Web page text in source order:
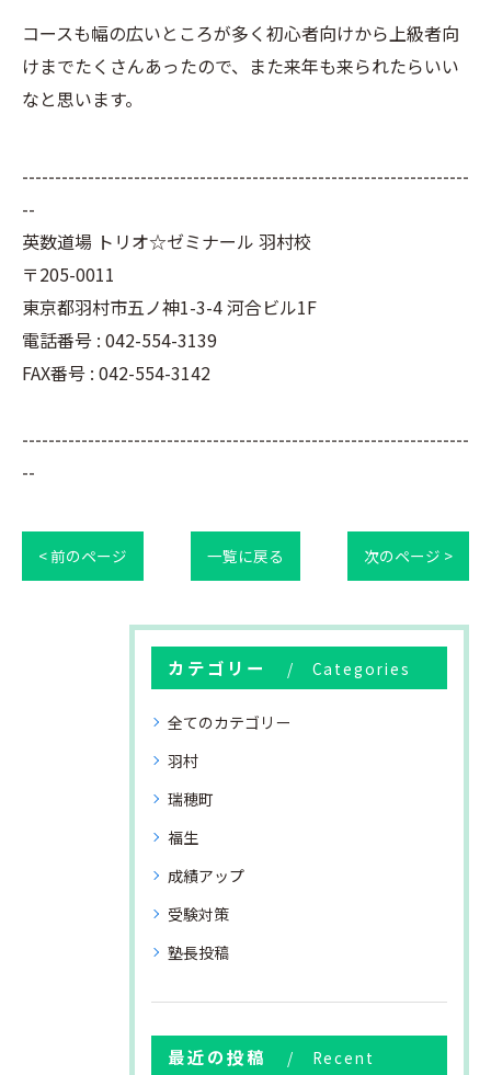
コースも幅の広いところが多く初心者向けから上級者向
けまでたくさんあったので、また来年も来られたらいい
なと思います。
--------------------------------------------------------------------
--
英数道場 トリオ☆ゼミナール 羽村校
〒205-0011
東京都羽村市五ノ神1-3-4 河合ビル1F
電話番号 : 042-554-3139
FAX番号 : 042-554-3142
--------------------------------------------------------------------
--
< 前のページ 一覧に戻る 次のページ >
カテゴリー Categories
全てのカテゴリー
羽村
瑞穂町
福生
成績アップ
受験対策
塾長投稿
最近の投稿
Recent